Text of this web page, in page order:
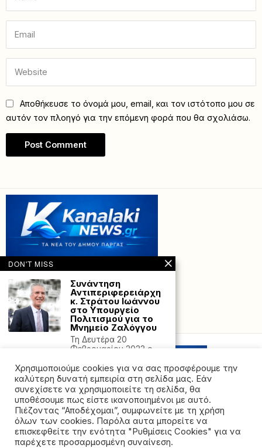
Αποθήκευσε το όνομά μου, email, και τον ιστότοπο μου σε
αυτόν τον πλοηγό για την επόμενη φορά που θα σχολιάσω.
Powered with by Hostville”)
©2026 - All rights reserved. Απαγορεύεται ρητά η
αναδημοσίευση χωρίς προηγούμενη έγγραφη άδεια
Χρησιμοποιούμε cookies για να σας προσφέρουμε την
καλύτερη δυνατή εμπειρία στη σελίδα μας. Εάν
συνεχίσετε να χρησιμοποιείτε τη σελίδα, θα
υποθέσουμε πως είστε ικανοποιημένοι με αυτό.
Πιέζοντας “Αποδέχομαι”, συμφωνείτε με τη χρήση
όλων των cookies. Παρόλα αυτα μπορείτε να
επισκεφθείτε την ενότητα "Ρυθμίσεις Cookies" για να
παρέχετε προσαρμοσμένη συναίνεση.
DON'T MISS
Συνάντηση
Αντιπεριφερειάρχη
κ. Στράτου Ιωάννου
στο Υπουργείο
Πολιτισμού για το
Μνημείο Ζαλόγγου
Τη Δευτέρα 20
Φεβρουαρίου 2023 ο
Στράτος Ιωάννου
Πυροβολισμοί κοντά
στον Λευκό Οίκο:
Ποιος ήταν ο άνδρας
που άνοιξε πυρ και
τον σκότωσαν
Ο Ντόναλντ Τραμπ,
στόχος τριών